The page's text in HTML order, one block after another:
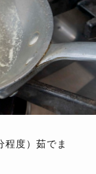
程度）茹でま